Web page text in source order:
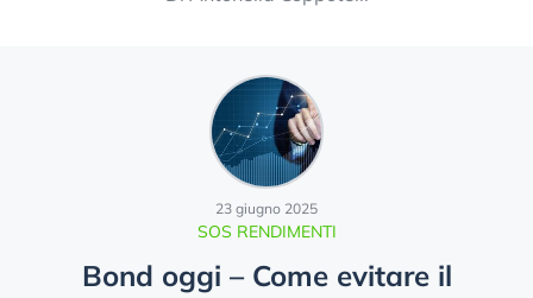
SOS RENDIMENTI
23 giugno 2025
Bond oggi – Come evitare il